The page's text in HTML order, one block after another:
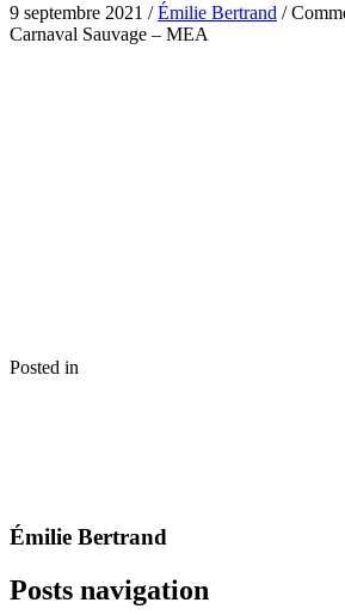
9 septembre 2021 /Émilie Bertrand /
Carnaval Sauvage – MEA
Posted in
Émilie Bertrand
Posts navigation